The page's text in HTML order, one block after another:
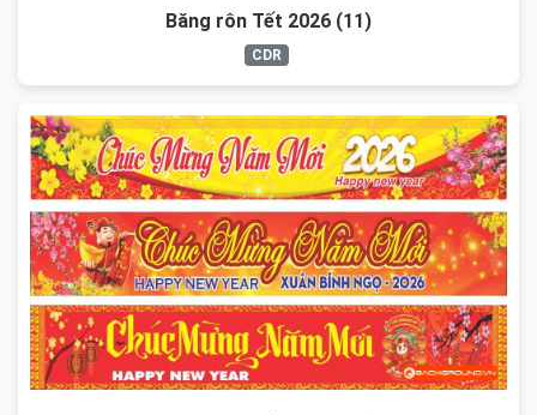
Băng rôn Tết 2026 (11)
CDR